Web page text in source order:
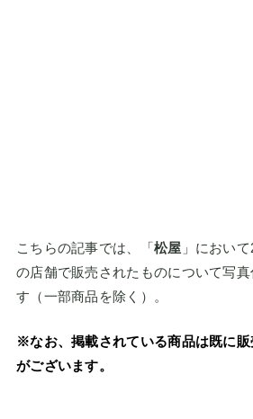
こちらの記事では、「松屋 」におい
の店舗で販売されたものについて写
す（一部商品を除く）。
※なお、掲載されている商品は既に
がございます。